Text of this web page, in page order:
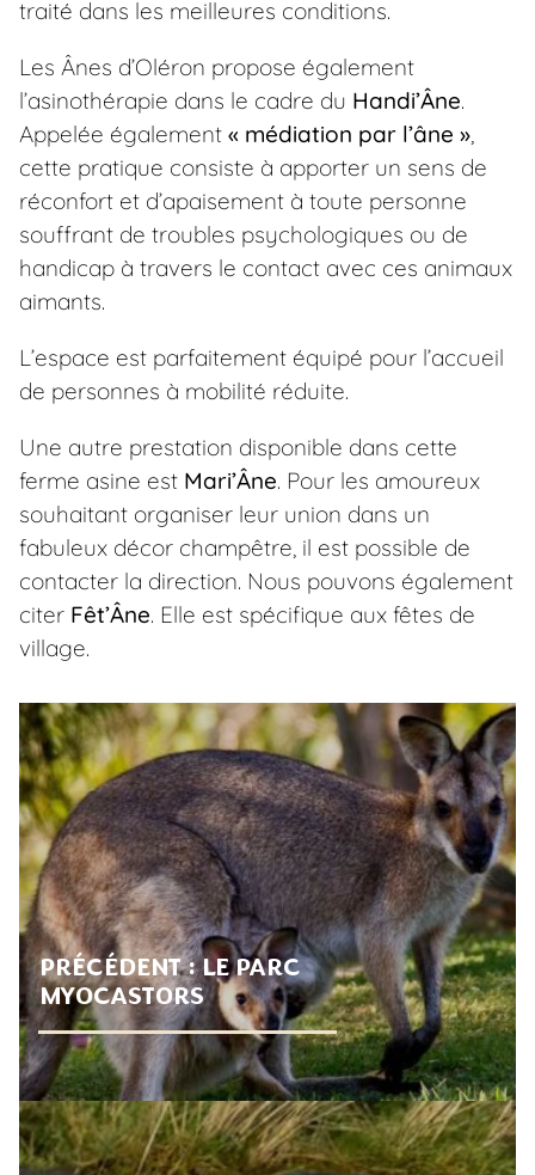
traité dans les meilleures conditions.
Les Ânes d’Oléron propose également
l’asinothérapie dans le cadre du Handi’Âne.
Appelée également « médiation par l’âne »,
cette pratique consiste à apporter un sens de
réconfort et d’apaisement à toute personne
souffrant de troubles psychologiques ou de
handicap à travers le contact avec ces animaux
aimants.
L’espace est parfaitement équipé pour l’accueil
de personnes à mobilité réduite.
Une autre prestation disponible dans cette
ferme asine est Mari’Âne. Pour les amoureux
souhaitant organiser leur union dans un
fabuleux décor champêtre, il est possible de
contacter la direction. Nous pouvons également
citer Fêt’Âne. Elle est spécifique aux fêtes de
village.
PRÉCÉDENT :LE PARC
MYOCASTORS